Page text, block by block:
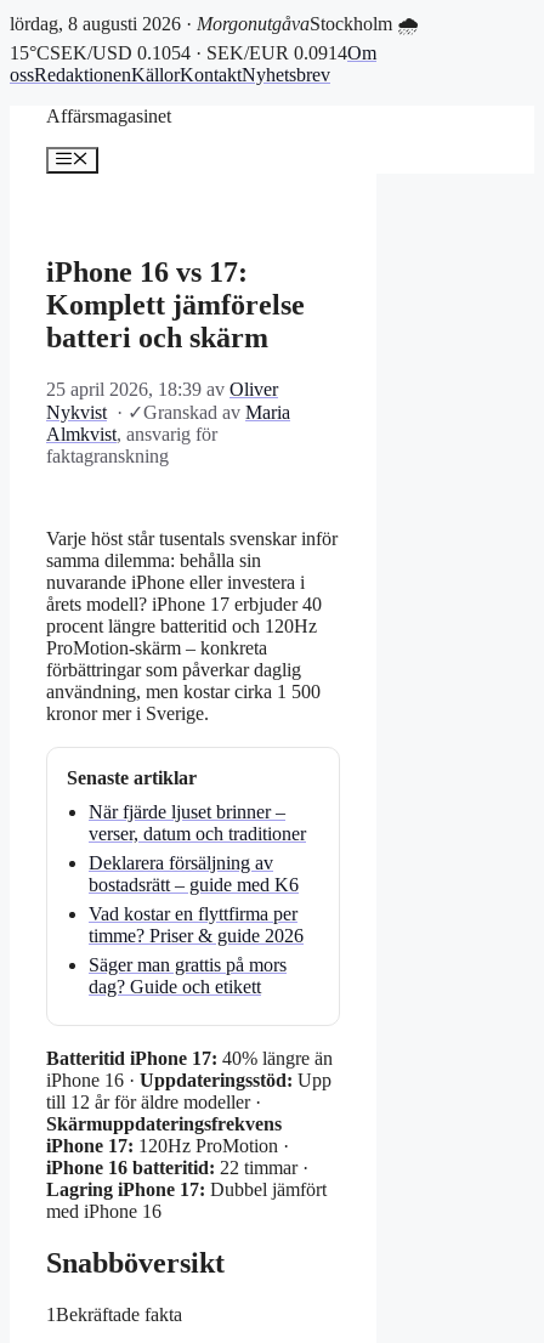
lördag, 8 augusti 2026 · MorgonutgåvaStockholm 🌧
15°CSEK/USD 0.1054 · SEK/EUR 0.0914Om
ossRedaktionenKällorKontaktNyhetsbrev
Affärsmagasinet
Meny
iPhone 16 vs 17:
Komplett jämförelse
batteri och skärm
25 april 2026, 18:39 av Oliver
Nykvist · ✓Granskad av Maria
Almkvist, ansvarig för
faktagranskning
Varje höst står tusentals svenskar inför
samma dilemma: behålla sin
nuvarande iPhone eller investera i
årets modell? iPhone 17 erbjuder 40
procent längre batteritid och 120Hz
ProMotion-skärm – konkreta
förbättringar som påverkar daglig
användning, men kostar cirka 1 500
kronor mer i Sverige.
Senaste artiklar
När fjärde ljuset brinner –
verser, datum och traditioner
Deklarera försäljning av
bostadsrätt – guide med K6
Vad kostar en flyttfirma per
timme? Priser & guide 2026
Säger man grattis på mors
dag? Guide och etikett
Batteritid iPhone 17: 40% längre än
iPhone 16 · Uppdateringsstöd: Upp
till 12 år för äldre modeller ·
Skärmuppdateringsfrekvens
iPhone 17: 120Hz ProMotion ·
iPhone 16 batteritid: 22 timmar ·
Lagring iPhone 17: Dubbel jämfört
med iPhone 16
Snabböversikt
1Bekräftade fakta